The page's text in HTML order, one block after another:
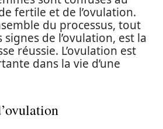
fertile et de l’ovulation.
du processus, tout
de l’ovulation, est la
réussie. L’ovulation est
dans la vie d’une